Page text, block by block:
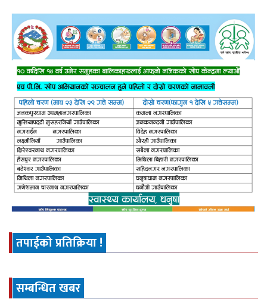
तपाईको प्रतिक्रिया !
सम्बन्धित खबर